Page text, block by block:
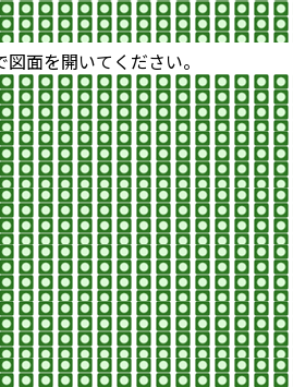
面を開いてください。